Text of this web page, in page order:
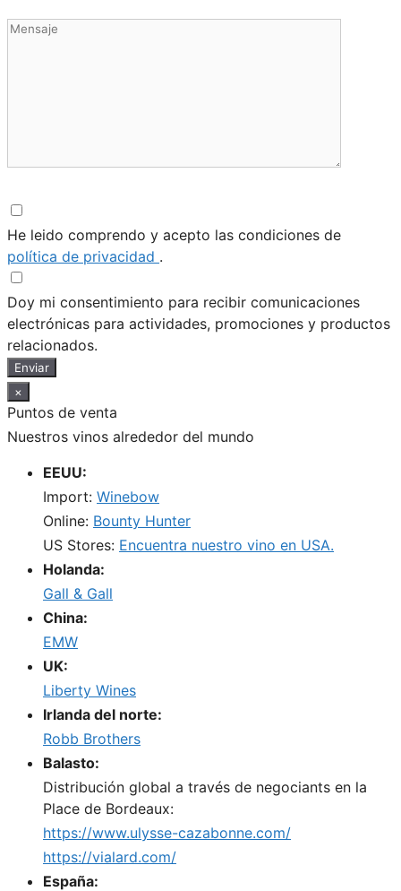
He leido comprendo y acepto las condiciones de
política de privacidad .
Doy mi consentimiento para recibir comunicaciones
electrónicas para actividades, promociones y productos
relacionados.
Enviar
×
Puntos de venta
Nuestros vinos alrededor del mundo
EEUU:
Import: Winebow
Online: Bounty Hunter
US Stores: Encuentra nuestro vino en USA.
Holanda:
Gall & Gall
China:
EMW
UK:
Liberty Wines
Irlanda del norte:
Robb Brothers
Balasto:
Distribución global a través de negociants en la
Place de Bordeaux:
https://www.ulysse-cazabonne.com/
https://vialard.com/
España: